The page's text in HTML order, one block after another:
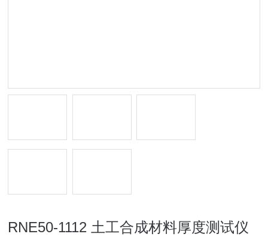
RNE50-1112 土工合成材料厚度测试仪